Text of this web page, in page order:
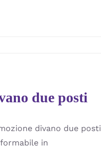
due posti
divano due
in